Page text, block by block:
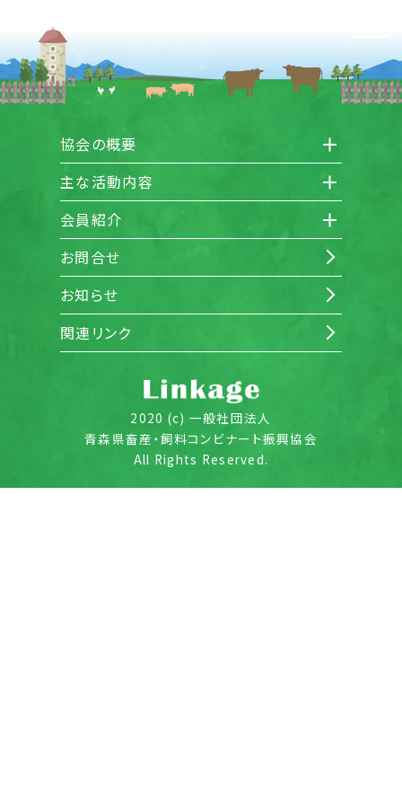
（一社）青森県畜産・飼料コンビナート振興協会
協会の概要
主な活動内容
会員紹介
お問合せ
お知らせ
関連リンク
2020 (c) 一般社団法人
青森県畜産・飼料コンビナート振興協会
All Rights Reserved.